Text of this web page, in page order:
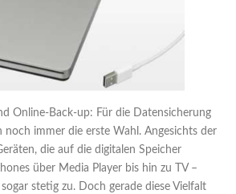
Online-Back-up: Für die Datensicherung
noch immer die erste Wahl. Angesichts der
die auf die digitalen Speicher
über Media Player bis hin zu TV –
stetig zu. Doch gerade diese Vielfalt